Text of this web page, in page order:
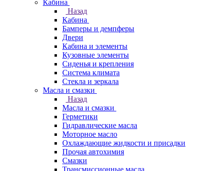
Кабина
Назад
Кабина
Бамперы и демпферы
Двери
Кабина и элементы
Кузовные элементы
Сиденья и крепления
Система климата
Стекла и зеркала
Масла и смазки
Назад
Масла и смазки
Герметики
Гидравлические масла
Моторное масло
Охлаждающие жидкости и присадки
Прочая автохимия
Смазки
Трансмиссионные масла